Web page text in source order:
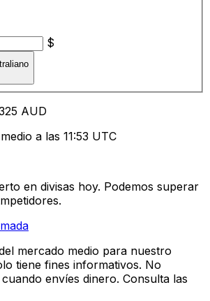
$
AUD
a las 11:53 UTC
en divisas hoy. Podemos superar
mercado medio para nuestro
tiene fines informativos. No
envíes dinero. Consulta las